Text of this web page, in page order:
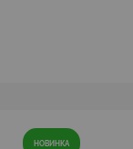
НОВИНКА